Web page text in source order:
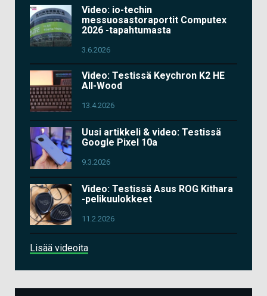
Video: io-techin
messuosastoraportit Computex
2026 -tapahtumasta
3.6.2026
Video: Testissä Keychron K2 HE
All-Wood
13.4.2026
Uusi artikkeli & video: Testissä
Google Pixel 10a
9.3.2026
Video: Testissä Asus ROG Kithara
-pelikuulokkeet
11.2.2026
Lisää videoita